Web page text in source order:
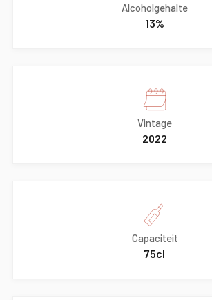
Alcoholgehalte
13%
Vintage
2022
Capaciteit
75cl